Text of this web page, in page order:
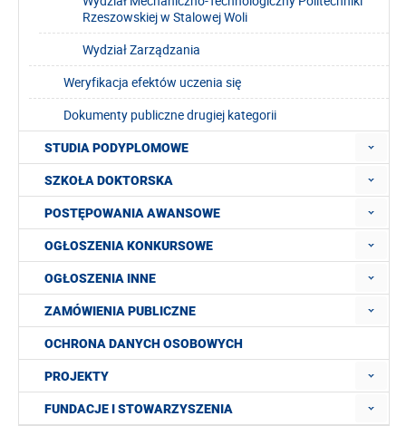
Rzeszowskiej w Stalowej Woli
Wydział Zarządzania
Weryfikacja efektów uczenia się
Dokumenty publiczne drugiej kategorii
STUDIA PODYPLOMOWE
SZKOŁA DOKTORSKA
POSTĘPOWANIA AWANSOWE
OGŁOSZENIA KONKURSOWE
OGŁOSZENIA INNE
ZAMÓWIENIA PUBLICZNE
OCHRONA DANYCH OSOBOWYCH
PROJEKTY
FUNDACJE I STOWARZYSZENIA